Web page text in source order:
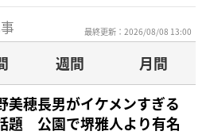
最終更新：2026/08/08 13:00
週間
月間
美穂長男がイケメンすぎる
題 公園で堺雅人より有名